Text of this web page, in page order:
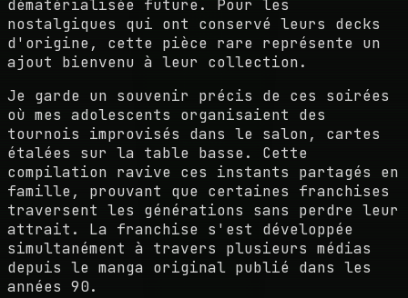
dématérialisée future. Pour les
nostalgiques qui ont conservé leurs decks
d'origine, cette pièce rare représente un
ajout bienvenu à leur collection.
Je garde un souvenir précis de ces soirées
où mes adolescents organisaient des
tournois improvisés dans le salon, cartes
étalées sur la table basse. Cette
compilation ravive ces instants partagés en
famille, prouvant que certaines franchises
traversent les générations sans perdre leur
attrait. La franchise s'est développée
simultanément à travers plusieurs médias
depuis le manga original publié dans les
années 90.